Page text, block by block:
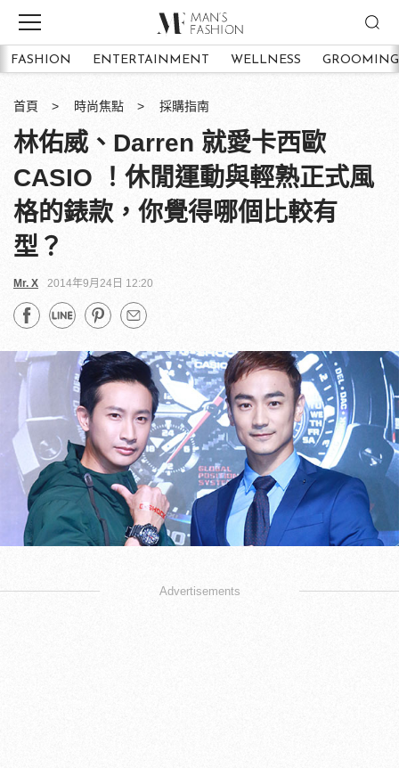
FASHION ENTERTAINMENT WELLNESS GROOMING
首頁 時尚焦點 採購指南
林佑威、Darren 就愛卡西歐
CASIO ！休閒運動與輕熟正式風
格的錶款，你覺得哪個比較有
型？
Mr. X 2014年9月24日 12:20
Advertisements